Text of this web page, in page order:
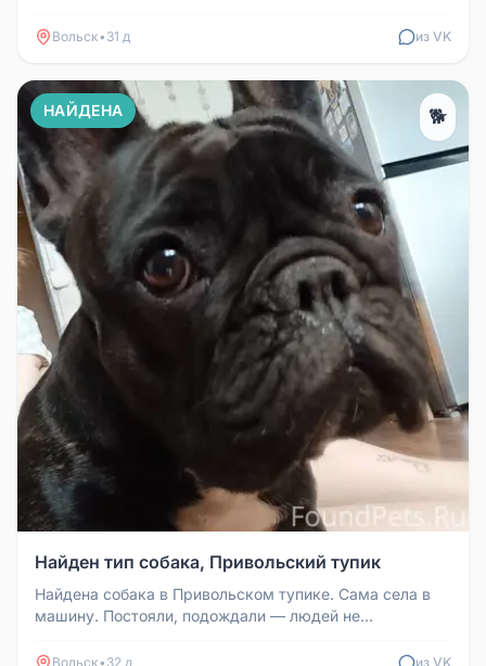
Вольск• 31 д из VK
НАЙДЕНА 🐕
Найден тип собака, Привольский тупик
Найдена собака в Привольском тупике. Сама села в
машину. Постояли, подождали — людей не
Вольск• 32 д из VK